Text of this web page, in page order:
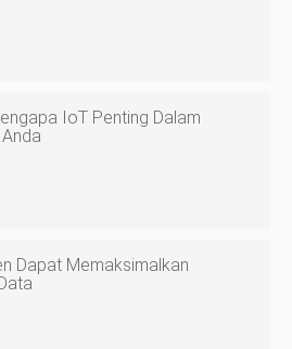
IoT Penting Dalam
Dapat Memaksimalkan